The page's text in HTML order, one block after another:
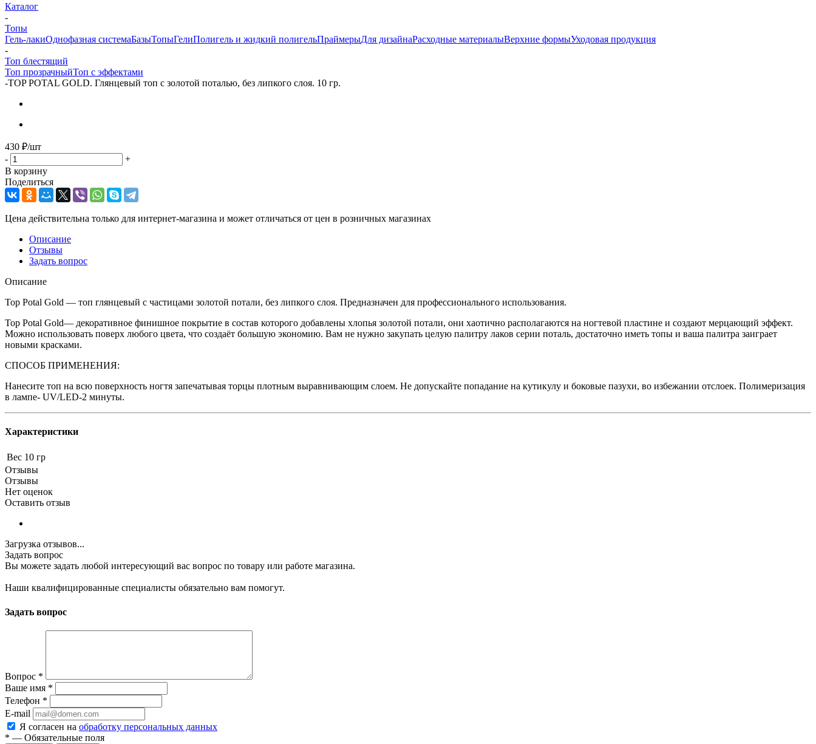
Каталог
-
Топы
Гель-лакиОднофазная системаБазыТопыГелиПолигель и жидкий полигельПраймерыДля дизайнаРасходные материалыВерхние формыУходовая продукция
-
Топ блестящий
Топ прозрачныйТоп с эффектами
-ТОP POTAL GOLD. Глянцевый топ c золотой поталью, без липкого слоя. 10 гр.
430 ₽/шт
-
+
В корзину
Поделиться
Цена действительна только для интернет-магазина и может отличаться от цен в розничных магазинах
Описание
Отзывы
Задать вопрос
Описание
Тоp Potal Gold — топ глянцевый с частицами золотой потали, без липкого слоя. Предназначен для профессионального использования.
Тоp Potal Gold— декоративное финишное покрытие в состав которого добавлены хлопья золотой потали, они хаотично располагаются на ногтевой пластине и создают мерцающий эффект.
Можно использовать поверх любого цвета, что создаёт большую экономию. Вам не нужно закупать целую палитру лаков серии поталь, достаточно иметь топы и ваша палитра заиграет
новыми красками.
СПОСОБ ПРИМЕНЕНИЯ:
Нанесите топ на всю поверхность ногтя запечатывая торцы плотным выравнивающим слоем. Не допускайте попадание на кутикулу и боковые пазухи, во избежании отслоек. Полимеризация
в лампе- UV/LED-2 минуты.
Характеристики
Вес 10 гр
Отзывы
Отзывы
Нет оценок
Оставить отзыв
Загрузка отзывов...
Задать вопрос
Вы можете задать любой интересующий вас вопрос по товару или работе магазина.
Наши квалифицированные специалисты обязательно вам помогут.
Задать вопрос
Вопрос *
Ваше имя *
Телефон *
E-mail
Я согласен на обработку персональных данных
* — Обязательные поля